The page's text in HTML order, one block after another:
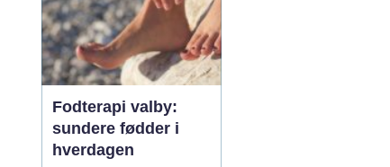
brugt v...
Fodterapi valby:
sundere fødder i
hverdagen